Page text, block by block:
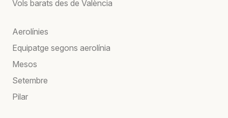
Vols barats des de València
Aerolínies
Equipatge segons aerolínia
Mesos
Setembre
Pilar